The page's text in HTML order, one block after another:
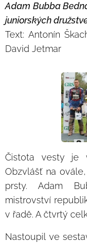
Adam Bubba
juniorských
Text: Antonín
David Jetmar
Čistota vesty je
Obzvlášť na
prsty. Adam
mistrovství
v řadě. A čtvrtý
Nastoupil ve